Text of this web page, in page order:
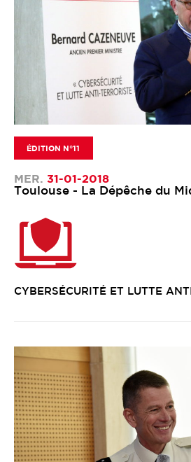
ÉDITION N°11
MER. 31-01-2018
Toulouse - La Dépêche du
CYBERSÉCURITÉ ET LUTTE